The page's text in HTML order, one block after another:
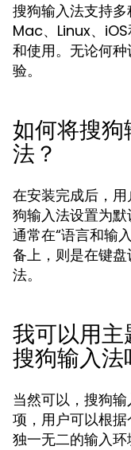
搜狗输入法支持
Mac、Linux、
和使用。无论何
验。
如何将搜
法？
在安装完成后，
狗输入法设置为
通常在“语言和输
备上，则是在键
法。
我可以用
搜狗输入法
当然可以，搜狗
项，用户可以根
独一无二的输入环